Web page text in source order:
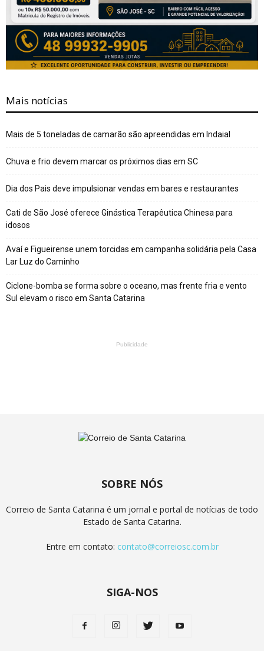
Mais notícias
Mais de 5 toneladas de camarão são apreendidas em Indaial
Chuva e frio devem marcar os próximos dias em SC
Dia dos Pais deve impulsionar vendas em bares e restaurantes
Cati de São José oferece Ginástica Terapêutica Chinesa para
idosos
Avaí e Figueirense unem torcidas em campanha solidária pela Casa
Lar Luz do Caminho
Ciclone-bomba se forma sobre o oceano, mas frente fria e vento
Sul elevam o risco em Santa Catarina
Publicidade
SOBRE NÓS
Correio de Santa Catarina é um jornal e portal de notícias de todo
Estado de Santa Catarina.
Entre em contato: contato@correiosc.com.br
SIGA-NOS